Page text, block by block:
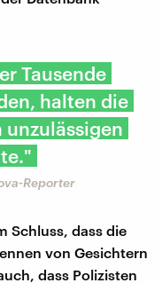
Tausende
halten die
Reporter
Schluss, dass die
von Gesichtern
dass Polizisten